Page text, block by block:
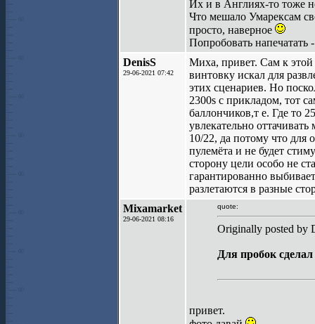
Их и в Англиях-то тоже
Что мешало Умарексам
просто, наверное
Попробовать напечатать
DenisS
29-06-2021 07:42
Миха, привет. Сам к этой
винтовку искал для
этих сценариев. Но
2300s с прикладом, тот
баллончиков,т е. Где то
увлекательно
10/22, да потому что для
пулемёта и не будет
сторону цели особо не
гарантированно
разлетаются в разные
Mixamarket
29-06-2021 08:16
quote:
Originally posted by
Для пробок
привет.